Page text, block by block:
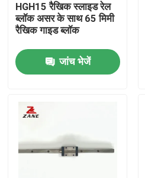
हमारे बारे में
फैक्टरी यात्रा
HGH15 रैखिक स्लाइड रेल
ब्लॉक असर के साथ 65 मिमी
रैखिक गाइड ब्लॉक
जांच भेजें